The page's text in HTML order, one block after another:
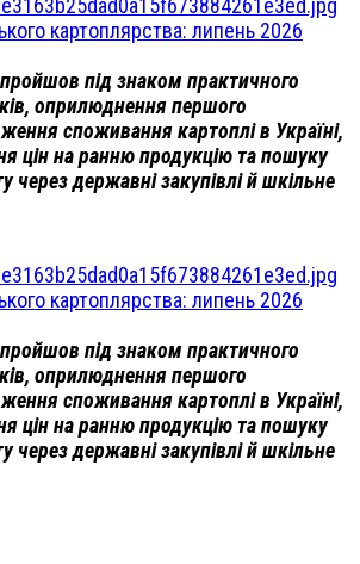
картоплярства: липень 2026
під знаком практичного
оприлюднення першого
споживання картоплі в Україні,
цін на ранню продукцію та пошуку
через державні закупівлі й шкільне
картоплярства: липень 2026
під знаком практичного
оприлюднення першого
споживання картоплі в Україні,
цін на ранню продукцію та пошуку
через державні закупівлі й шкільне